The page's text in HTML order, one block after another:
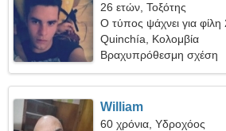
26 ετών, Τοξότης
Ο τύπος ψάχνει για φίλη
Quinchía, Κολομβία
Βραχυπρόθεσμη σχέση
William
60 χρόνια, Υδροχόος